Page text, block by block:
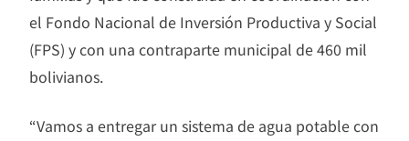
el Fondo Nacional de Inversión Productiva y Social
(FPS) y con una contraparte municipal de 460 mil
bolivianos.
“Vamos a entregar un sistema de agua potable con